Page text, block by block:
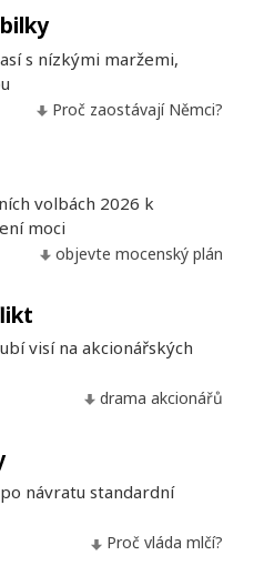
s nízkými maržemi,
Proč zaostávají Němci?
volbách 2026 k
moci
objevte mocenský plán
visí na akcionářských
drama akcionářů
návratu standardní
Proč vláda mlčí?